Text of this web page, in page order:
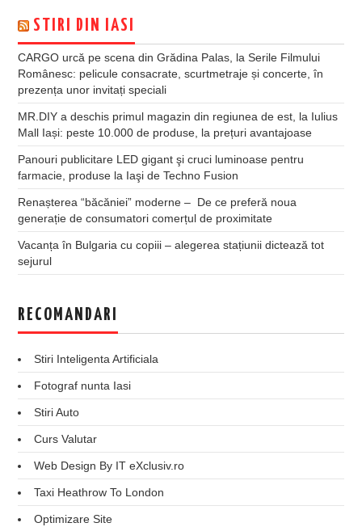
STIRI DIN IASI
CARGO urcă pe scena din Grădina Palas, la Serile Filmului
Românesc: pelicule consacrate, scurtmetraje și concerte, în
prezența unor invitați speciali
MR.DIY a deschis primul magazin din regiunea de est, la Iulius
Mall Iași: peste 10.000 de produse, la prețuri avantajoase
Panouri publicitare LED gigant şi cruci luminoase pentru
farmacie, produse la Iaşi de Techno Fusion
Renașterea “băcăniei” moderne – De ce preferă noua
generație de consumatori comerțul de proximitate
Vacanța în Bulgaria cu copiii – alegerea stațiunii dictează tot
sejurul
RECOMANDARI
Stiri Inteligenta Artificiala
Fotograf nunta Iasi
Stiri Auto
Curs Valutar
Web Design By IT eXclusiv.ro
Taxi Heathrow To London
Optimizare Site